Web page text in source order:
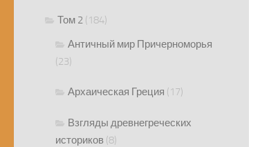
Том 2 (184)
Античный мир Причерноморья
(23)
Архаическая Греция (17)
Взгляды древнегреческих
историков (8)